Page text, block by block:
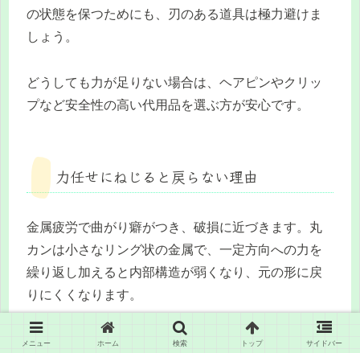
の状態を保つためにも、刃のある道具は極力避けま
しょう。
どうしても力が足りない場合は、ヘアピンやクリッ
プなど安全性の高い代用品を選ぶ方が安心です。
力任せにねじると戻らない理由
金属疲労で曲がり癖がつき、破損に近づきます。丸
カンは小さなリング状の金属で、一定方向への力を
繰り返し加えると内部構造が弱くなり、元の形に戻
りにくくなります。
むやみにねじると、接合部分に負担が集中し、ひび
メニュー ホーム 検索 トップ サイドバー